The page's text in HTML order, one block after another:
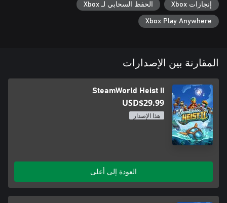
الغادرة؟
إنجازات Xbox الحفظ السحابي لـ Xbox
Xbox Play Anywhere
المقارنة بين الإصدارات
SteamWorld Heist II
USD$29.99
هذا الإصدار
العودة إلى أعلى